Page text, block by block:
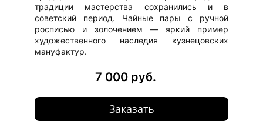
традиции мастерства сохранились и в
советский период. Чайные пары с ручной
росписью и золочением — яркий пример
художественного наследия кузнецовских
мануфактур.
7 000 руб.
Заказать